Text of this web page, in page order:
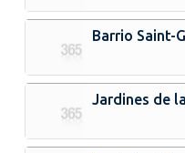
Barrio Saint-
Jardines de